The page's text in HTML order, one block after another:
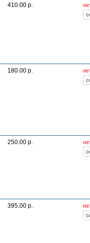
410.00 р.
180.00 р.
250.00 р.
395.00 р.